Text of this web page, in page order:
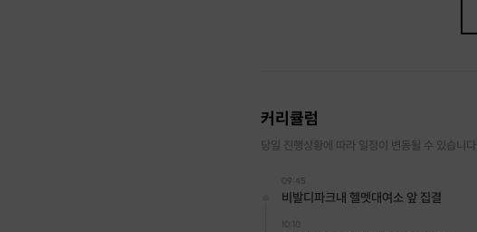
커리큘럼
당일 진행상황에 따라 일정이 변동될 수 있습니다.
09:45
비발디파크내 헬멧대여소 앞 집결
10:10